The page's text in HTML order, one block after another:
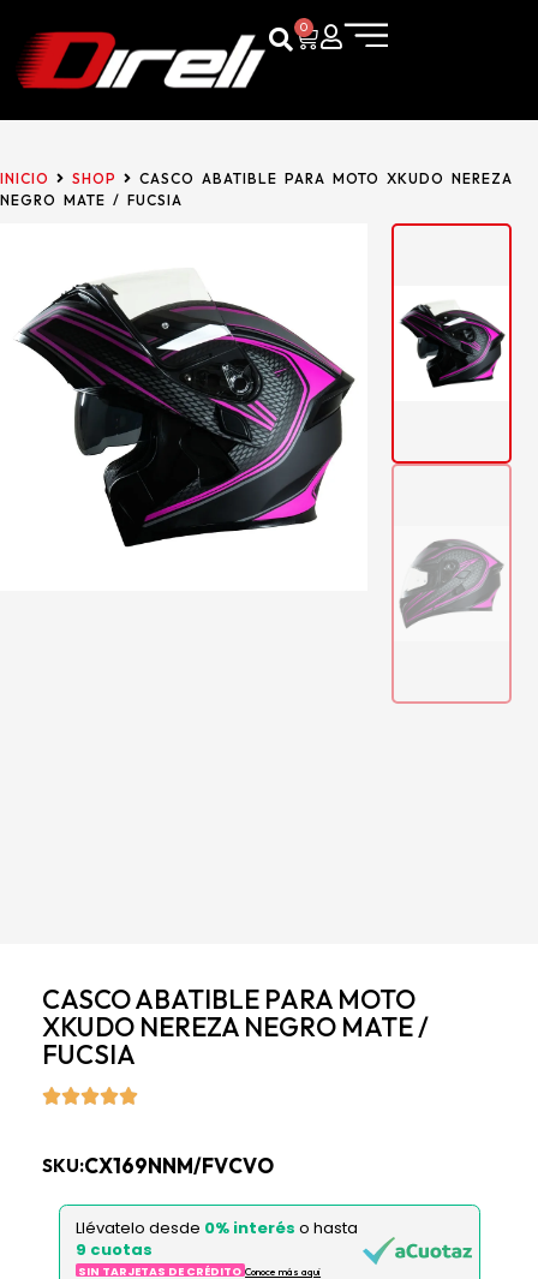
0
INICIO SHOP
CASCO ABATIBLE PARA MOTO XKUDO NEREZA
NEGRO MATE / FUCSIA
CASCO ABATIBLE PARA MOTO
XKUDO NEREZA NEGRO MATE /
FUCSIA
SKU:CX169NNM/FVCVO
Llévatelo desde 0% interés o hasta
9 cuotas
SIN TARJETAS DE CRÉDITO Conoce más aqui